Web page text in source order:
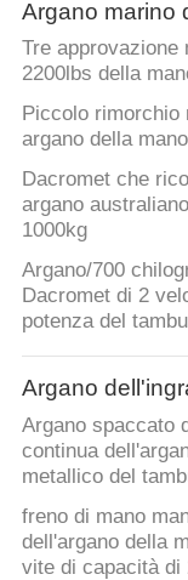
QUALITÀ
RICHIEDA
UNA
CITAZIONE
MAPPA
DEL
SITO
PRIVACY
POLICY
Argano marino
Tre approvazione
2200lbs della
Piccolo rimorchio
argano della
Dacromet che
argano
1000kg
Argano/700
Dacromet di 2
potenza del
Argano
Argano spaccato
continua
metallico del
freno di mano
dell'argano della
vite di capacità di